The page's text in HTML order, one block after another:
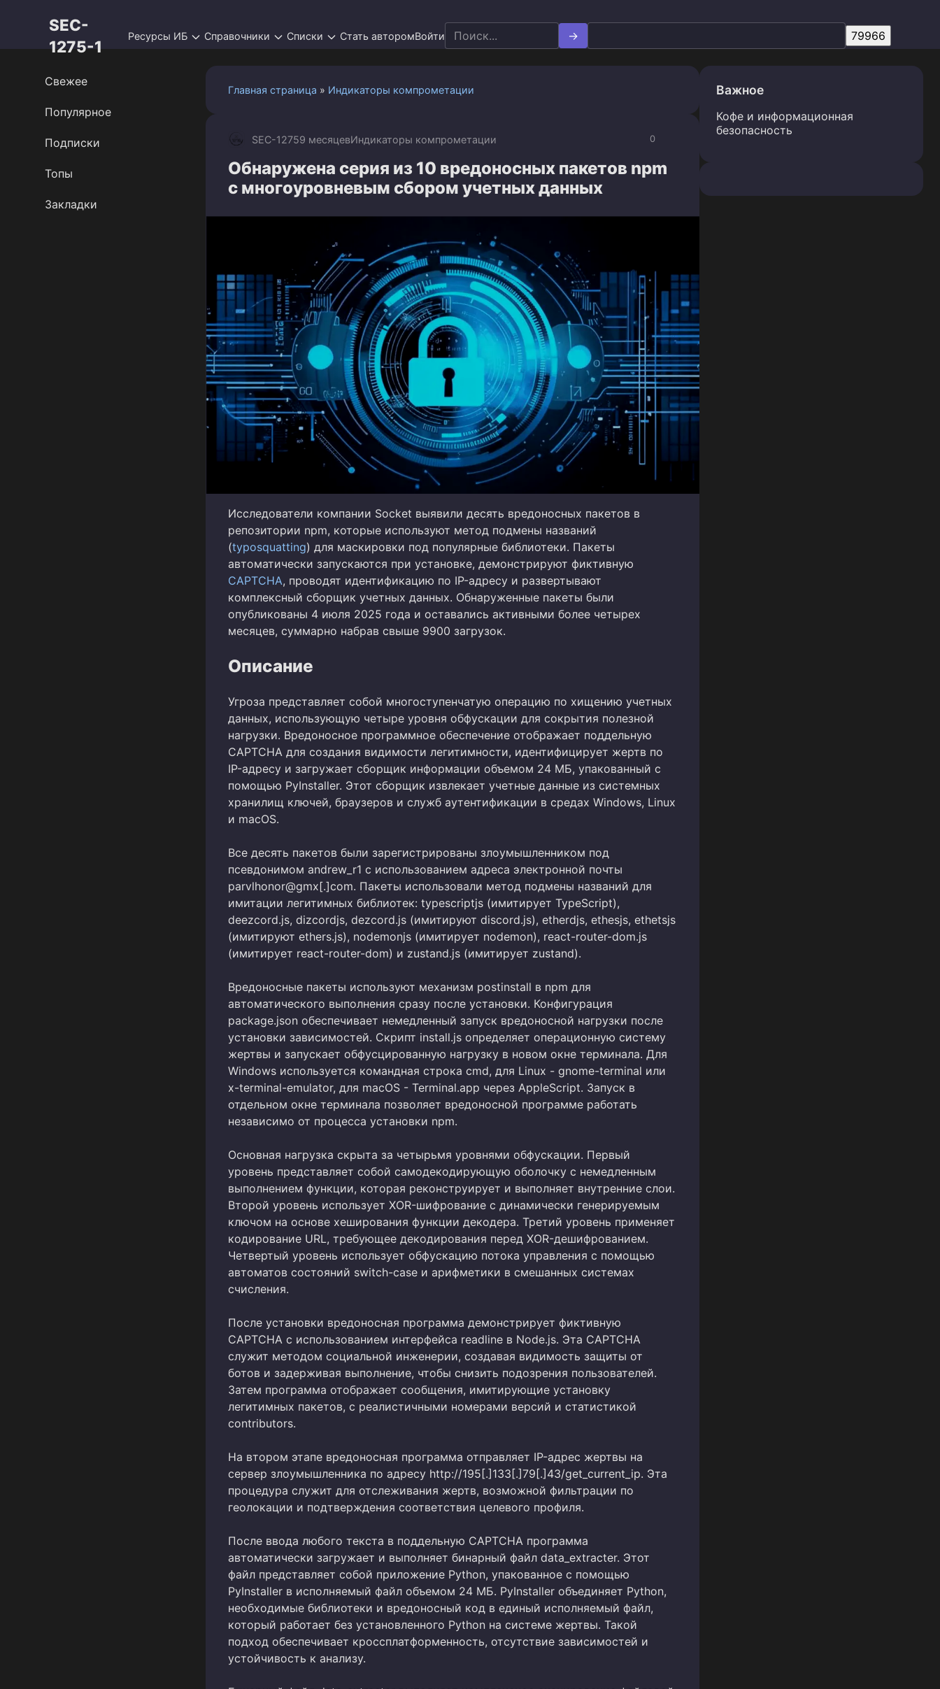
SEC-
1275-1
Ресурсы ИБ Справочники Списки Стать авторомВойти Search
for:
Главная страница » Индикаторы компрометации
0
SEC-12759 месяцевИндикаторы компрометации
Обнаружена серия из 10 вредоносных пакетов npm
с многоуровневым сбором учетных данных
Исследователи компании Socket выявили десять вредоносных пакетов в
репозитории npm, которые используют метод подмены названий
(typosquatting) для маскировки под популярные библиотеки. Пакеты
автоматически запускаются при установке, демонстрируют фиктивную
CAPTCHA, проводят идентификацию по IP-адресу и развертывают
комплексный сборщик учетных данных. Обнаруженные пакеты были
опубликованы 4 июля 2025 года и оставались активными более четырех
месяцев, суммарно набрав свыше 9900 загрузок.
Описание
Угроза представляет собой многоступенчатую операцию по хищению учетных
данных, использующую четыре уровня обфускации для сокрытия полезной
нагрузки. Вредоносное программное обеспечение отображает поддельную
CAPTCHA для создания видимости легитимности, идентифицирует жертв по
IP-адресу и загружает сборщик информации объемом 24 МБ, упакованный с
помощью PyInstaller. Этот сборщик извлекает учетные данные из системных
хранилищ ключей, браузеров и служб аутентификации в средах Windows, Linux
и macOS.
Все десять пакетов были зарегистрированы злоумышленником под
псевдонимом andrew_r1 с использованием адреса электронной почты
parvlhonor@gmx[.]com. Пакеты использовали метод подмены названий для
имитации легитимных библиотек: typescriptjs (имитирует TypeScript),
deezcord.js, dizcordjs, dezcord.js (имитируют discord.js), etherdjs, ethesjs, ethetsjs
(имитируют ethers.js), nodemonjs (имитирует nodemon), react-router-dom.js
(имитирует react-router-dom) и zustand.js (имитирует zustand).
Вредоносные пакеты используют механизм postinstall в npm для
автоматического выполнения сразу после установки. Конфигурация
package.json обеспечивает немедленный запуск вредоносной нагрузки после
установки зависимостей. Скрипт install.js определяет операционную систему
жертвы и запускает обфусцированную нагрузку в новом окне терминала. Для
Windows используется командная строка cmd, для Linux - gnome-terminal или
x-terminal-emulator, для macOS - Terminal.app через AppleScript. Запуск в
отдельном окне терминала позволяет вредоносной программе работать
независимо от процесса установки npm.
Основная нагрузка скрыта за четырьмя уровнями обфускации. Первый
уровень представляет собой самодекодирующую оболочку с немедленным
выполнением функции, которая реконструирует и выполняет внутренние слои.
Второй уровень использует XOR-шифрование с динамически генерируемым
ключом на основе хеширования функции декодера. Третий уровень применяет
кодирование URL, требующее декодирования перед XOR-дешифрованием.
Четвертый уровень использует обфускацию потока управления с помощью
автоматов состояний switch-case и арифметики в смешанных системах
счисления.
После установки вредоносная программа демонстрирует фиктивную
CAPTCHA с использованием интерфейса readline в Node.js. Эта CAPTCHA
служит методом социальной инженерии, создавая видимость защиты от
ботов и задерживая выполнение, чтобы снизить подозрения пользователей.
Затем программа отображает сообщения, имитирующие установку
легитимных пакетов, с реалистичными номерами версий и статистикой
contributors.
На втором этапе вредоносная программа отправляет IP-адрес жертвы на
сервер злоумышленника по адресу http://195[.]133[.]79[.]43/get_current_ip. Эта
процедура служит для отслеживания жертв, возможной фильтрации по
геолокации и подтверждения соответствия целевого профиля.
После ввода любого текста в поддельную CAPTCHA программа
автоматически загружает и выполняет бинарный файл data_extracter. Этот
файл представляет собой приложение Python, упакованное с помощью
PyInstaller в исполняемый файл объемом 24 МБ. PyInstaller объединяет Python,
необходимые библиотеки и вредоносный код в единый исполняемый файл,
который работает без установленного Python на системе жертвы. Такой
подход обеспечивает кроссплатформенность, отсутствие зависимостей и
устойчивость к анализу.
Свежее
Популярное
Подписки
Топы
Закладки
Важное
Кофе и информационная
безопасность